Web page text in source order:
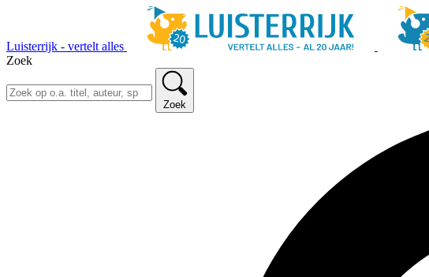
Luisterrijk - vertelt alles
Zoek
Zoek